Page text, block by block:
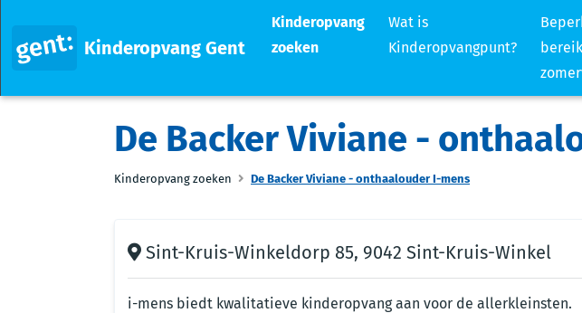
Kinderopvang Gent
Kinderopvang
zoeken
Wat is
Kinderopvangpunt?
De Backer Viviane -
Kinderopvang zoeken De Backer Viviane - onthaalouder I-mens
Sint-Kruis-Winkeldorp 85, 9042 Sint-Kruis-Winkel
i-mens biedt kwalitatieve kinderopvang aan voor de allerkleinsten.